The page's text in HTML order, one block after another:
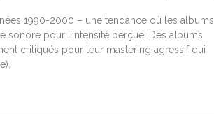
1990-2000 – une tendance où les albums
sonore pour l’intensité perçue. Des albums
critiqués pour leur mastering agressif qui